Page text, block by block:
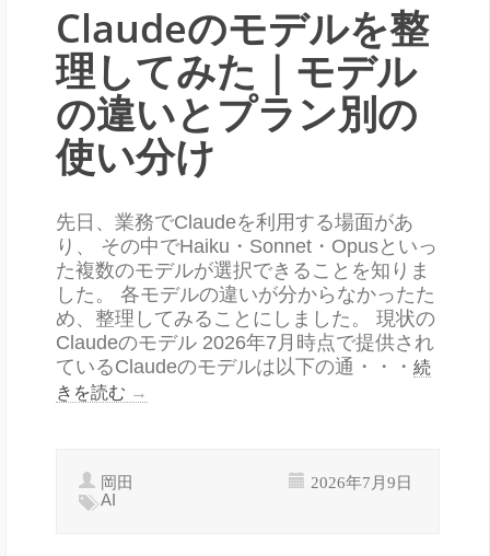
Claudeのモデルを整
理してみた｜モデル
の違いとプラン別の
使い分け
先日、業務でClaudeを利用する場面があ
り、 その中でHaiku・Sonnet・Opusといっ
た複数のモデルが選択できることを知りま
した。 各モデルの違いが分からなかったた
め、整理してみることにしました。 現状の
Claudeのモデル 2026年7月時点で提供され
ているClaudeのモデルは以下の通・・・ 続
きを読む →
岡田 2026年7月9日
AI